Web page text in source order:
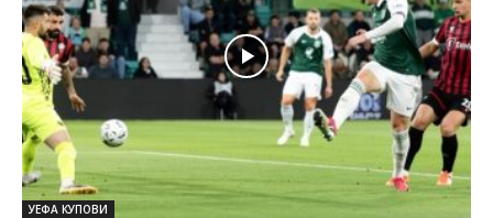
УЕФА КУПОВИ